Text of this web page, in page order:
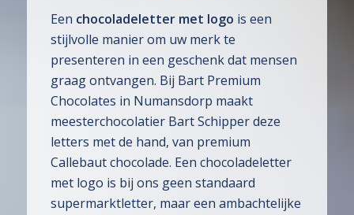
Een chocoladeletter met logo is een
stijlvolle manier om uw merk te
presenteren in een geschenk dat mensen
graag ontvangen. Bij Bart Premium
Chocolates in Numansdorp maakt
meesterchocolatier Bart Schipper deze
letters met de hand, van premium
Callebaut chocolade. Een chocoladeletter
met logo is bij ons geen standaard
supermarktletter, maar een ambachtelijke